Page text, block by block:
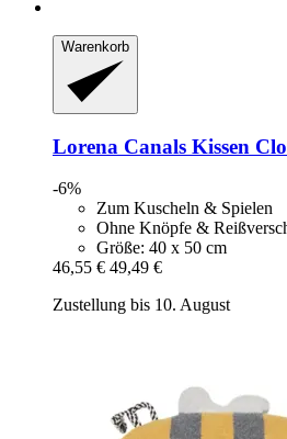
Warenkorb
Lorena Canals Kissen
-6%
Zum Kuscheln & Spielen
Ohne Knöpfe &
Größe: 40 x 50 cm
46,55 € 49,49 €
Zustellung bis 10. August